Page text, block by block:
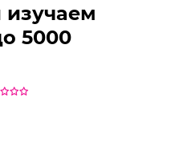
5000